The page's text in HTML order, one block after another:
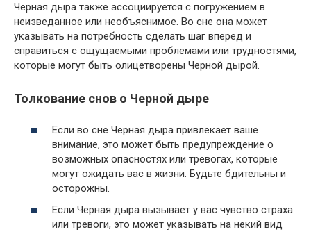
Черная дыра также ассоциируется с погружением в
неизведанное или необъяснимое. Во сне она может
указывать на потребность сделать шаг вперед и
справиться с ощущаемыми проблемами или трудностями,
которые могут быть олицетворены Черной дырой.
Толкование снов о Черной дыре
Если во сне Черная дыра привлекает ваше
внимание, это может быть предупреждение о
возможных опасностях или тревогах, которые
могут ожидать вас в жизни. Будьте бдительны и
осторожны.
Если Черная дыра вызывает у вас чувство страха
или тревоги, это может указывать на некий вид